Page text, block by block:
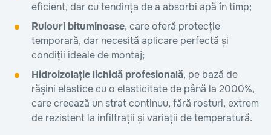
eficient, dar cu tendința de a absorbi apă în timp;
Rulouri bituminoase, care oferă protecție
temporară, dar necesită aplicare perfectă și
condiții ideale de montaj;
Hidroizolație lichidă profesională, pe bază de
rășini elastice cu o elasticitate de până la 2000%,
care creează un strat continuu, fără rosturi, extrem
de rezistent la infiltrații și variații de temperatură.